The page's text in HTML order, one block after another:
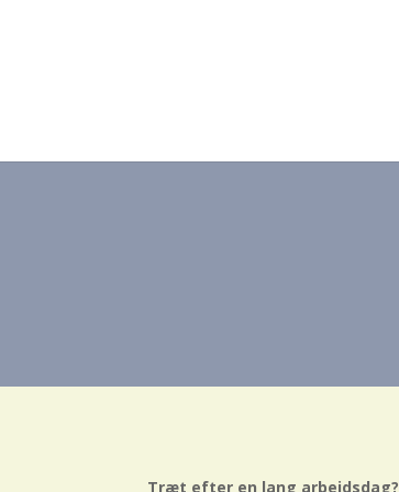
Træt efter en lang arbejdsdag?